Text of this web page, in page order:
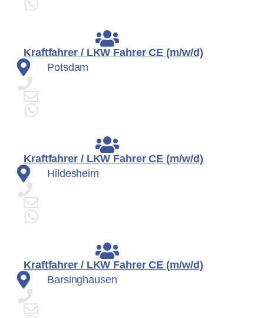
Kraftfahrer / LKW Fahrer CE (m/w/d)
Potsdam
Kraftfahrer / LKW Fahrer CE (m/w/d)
Hildesheim
Kraftfahrer / LKW Fahrer CE (m/w/d)
Barsinghausen